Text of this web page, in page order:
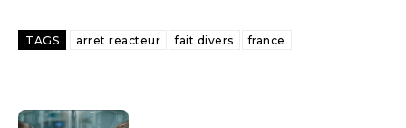
TAGS arret reacteur fait divers france